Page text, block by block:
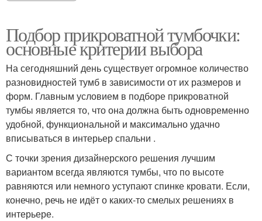
Подбор прикроватной тумбочки:
основные критерии выбора
На сегодняшний день существует огромное количество
разновидностей тумб в зависимости от их размеров и
форм. Главным условием в подборе прикроватной
тумбы является то, что она должна быть одновременно
удобной, функциональной и максимально удачно
вписываться в интерьер спальни .
С точки зрения дизайнерского решения лучшим
вариантом всегда являются тумбы, что по высоте
равняются или немного уступают спинке кровати. Если,
конечно, речь не идёт о каких-то смелых решениях в
интерьере.